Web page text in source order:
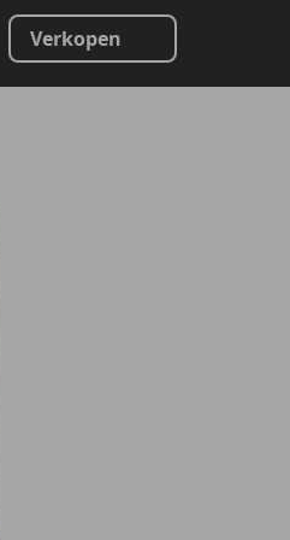
Verkopen